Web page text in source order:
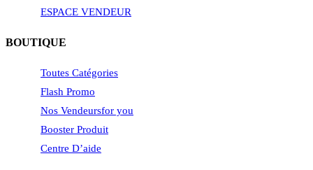
ESPACE VENDEUR
BOUTIQUE
Toutes Catégories
Flash Promo
Nos Vendeursfor you
Booster Produit
Centre D’aide